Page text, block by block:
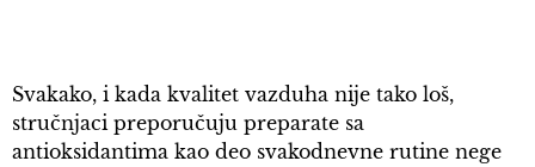
Svakako, i kada kvalitet vazduha nije tako loš,
stručnjaci preporučuju preparate sa
antioksidantima kao deo svakodnevne rutine nege